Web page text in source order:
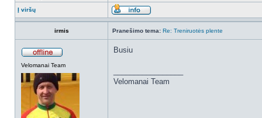
Į viršų
irmis Pranešimo tema: Re: Treniruotės plente
Velomanai Team
Busiu
Velomanai Team